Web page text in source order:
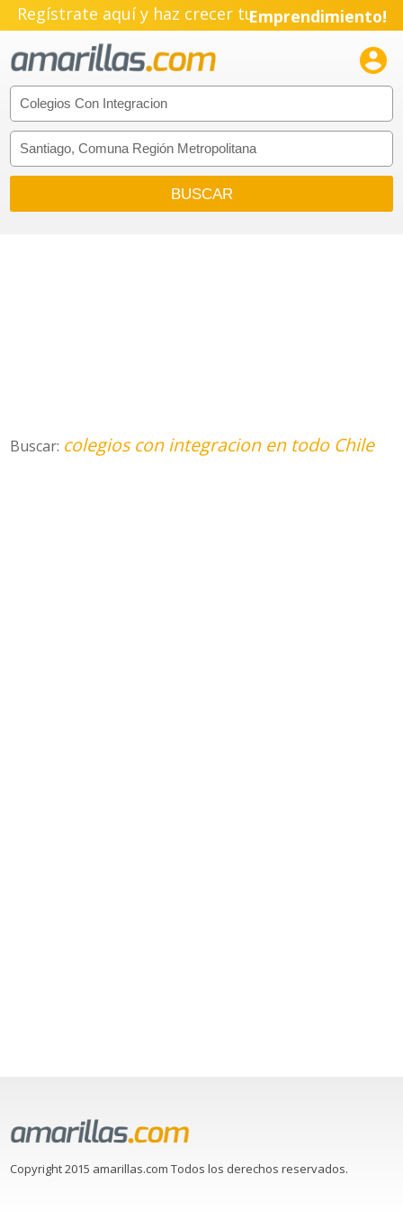
Regístrate aquí y haz crecer tuEmprendimiento!

Buscar: colegios con integracion en todo Chile
Copyright 2015 amarillas.com Todos los derechos reservados.